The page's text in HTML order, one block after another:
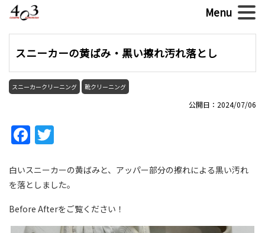
スニーカーの黄ばみ・黒い擦れ汚れ落とし
スニーカークリーニング 靴クリーニング
公開日：2024/07/06
Facebook
白いスニーカーの黄ばみと、アッパー部分の擦れによる黒い汚れ
を落としました。
Before Afterをご覧ください！